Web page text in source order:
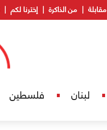
مقابلة من الذاكرة إخترنا لكم
لبنان فلسطين